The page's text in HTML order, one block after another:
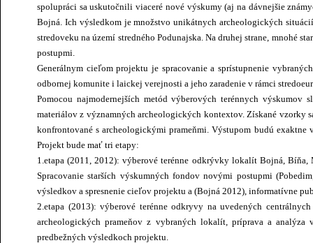
spolupráci sa uskutočnili viaceré nové výskumy (aj na dávnejšie
Bojná. Ich výsledkom je množstvo unikátnych archeologických
stredoveku na území stredného Podunajska. Na druhej strane,
postupmi.
Generálnym cieľom projektu je spracovanie a sprístupnenie
odbornej komunite i laickej verejnosti a jeho zaradenie v rámci
Pomocou najmodernejších metód výberových terénnych
materiálov z významných archeologických kontextov. Získané vzorky
konfrontované s archeologickými prameňmi. Výstupom budú
Projekt bude mať tri etapy:
1.etapa (2011, 2012): výberové terénne odkrývky lokalít Bojná,
Spracovanie starších výskumných fondov novými postupmi
výsledkov a spresnenie cieľov projektu a (Bojná 2012), informatívne
2.etapa (2013): výberové terénne odkryvy na uvedených
archeologických prameňov z vybraných lokalít, príprava a
predbežných výsledkoch projektu.